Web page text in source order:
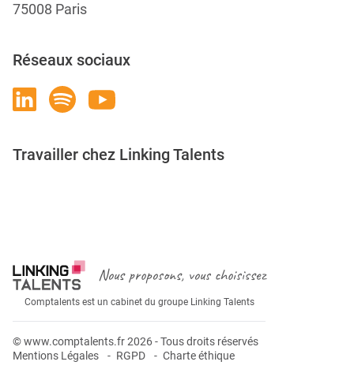
75008 Paris
Réseaux sociaux
Travailler chez Linking Talents
Nous proposons, vous choisissez
Comptalents est un cabinet du groupe Linking Talents
© www.comptalents.fr 2026 - Tous droits réservés
Mentions Légales
RGPD Charte éthique